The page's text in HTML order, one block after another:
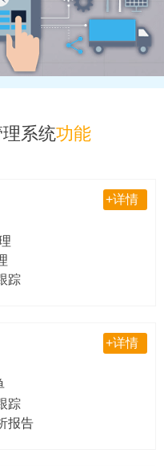
系统功能
+详情
踪
+详情
踪
报告